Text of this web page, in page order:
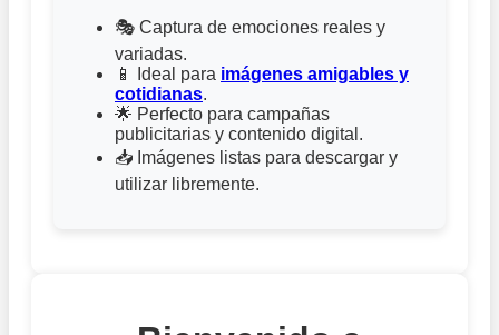
🎭 Captura de emociones reales y
variadas.
📱 Ideal para imágenes amigables y
cotidianas.
🌟 Perfecto para campañas
publicitarias y contenido digital.
📥 Imágenes listas para descargar y
utilizar libremente.